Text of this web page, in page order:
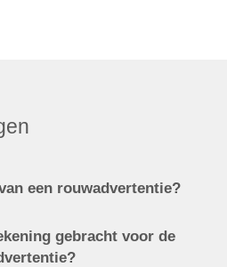
een rouwadvertentie?
gebracht voor de